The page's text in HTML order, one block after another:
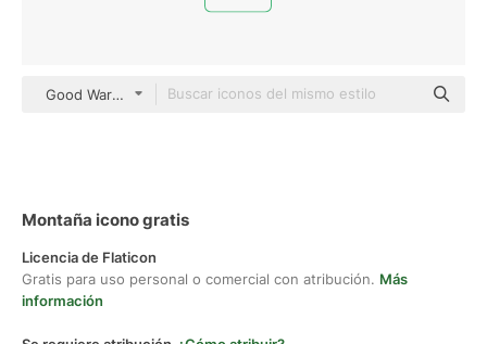
Good Ware Lineal
Montaña icono gratis
Licencia de Flaticon
Gratis para uso personal o comercial con atribución. Más
información